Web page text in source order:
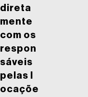
direta
mente
com os
respon
sáveis
pelas l
ocaçõe